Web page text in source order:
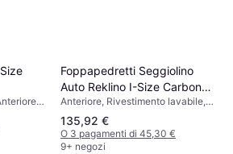
Foppapedretti Seggiolino
Auto Reklino I-Size Carbon
76-150 cm
Anteriore, Rivestimento lavabile,
Poggiatesta regolabile
135,92 €
O 3 pagamenti di 45,30 €
9+ negozi